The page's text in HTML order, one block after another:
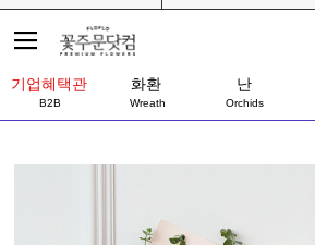
기업혜택관
B2B
화환
Wreath
난
Orchids